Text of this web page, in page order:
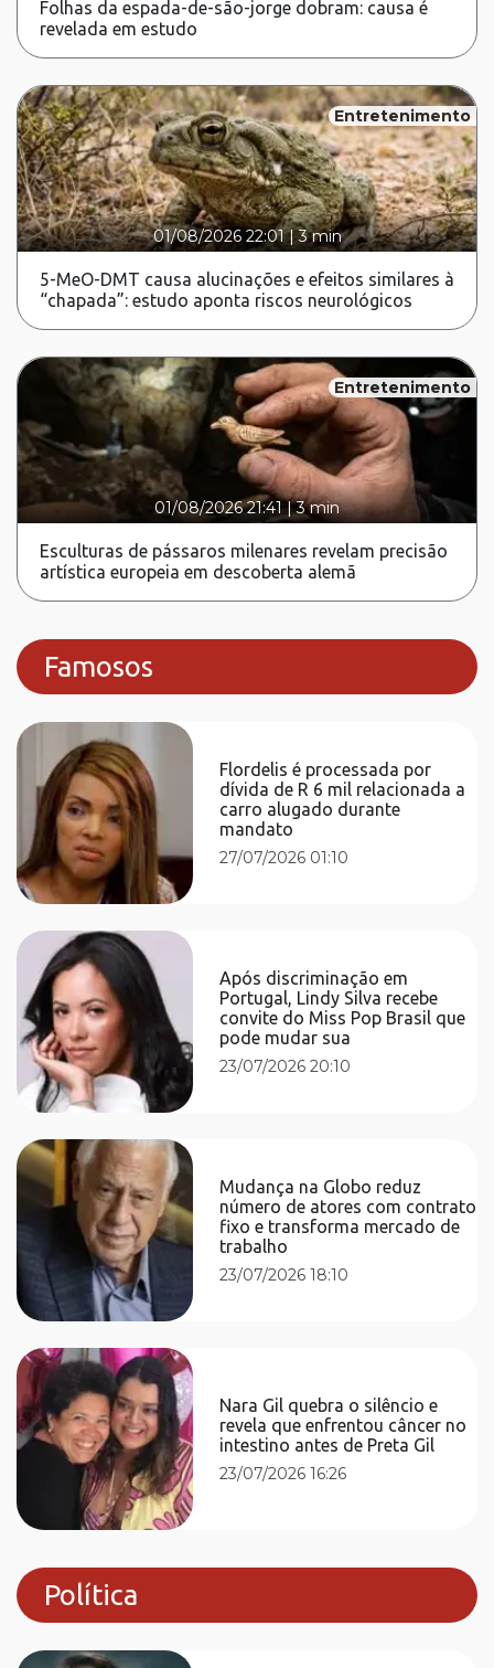
Folhas da espada-de-são-jorge dobram: causa é
revelada em estudo
Entretenimento
01/08/2026 22:01|3 min
5-MeO-DMT causa alucinações e efeitos similares à
“chapada”: estudo aponta riscos neurológicos
Entretenimento
01/08/2026 21:41 |3 min
Esculturas de pássaros milenares revelam precisão
artística europeia em descoberta alemã
Famosos
Flordelis é processada por
dívida de R 6 mil relacionada a
carro alugado durante
mandato
27/07/2026 01:10
Após discriminação em
Portugal, Lindy Silva recebe
convite do Miss Pop Brasil que
pode mudar sua
23/07/2026 20:10
Mudança na Globo reduz
número de atores com contrato
fixo e transforma mercado de
trabalho
23/07/2026 18:10
Nara Gil quebra o silêncio e
revela que enfrentou câncer no
intestino antes de Preta Gil
23/07/2026 16:26
Política